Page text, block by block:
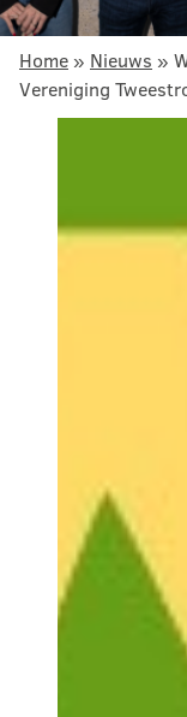
Home » Nieuws »
Vereniging